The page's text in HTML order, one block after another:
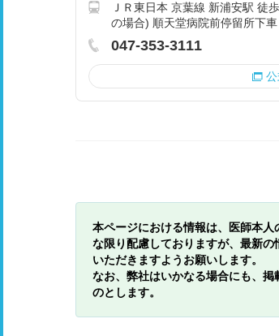
ＪＲ東日本 京葉線 新浦安駅 徒
の場合) 順天堂病院前停留所下
047-353-3111
本ページにおける情報は、医師本
な限り配慮しておりますが、最新
いただきますようお願いします。
なお、弊社はいかなる場合にも、
のとします。